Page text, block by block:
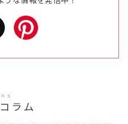
ラム